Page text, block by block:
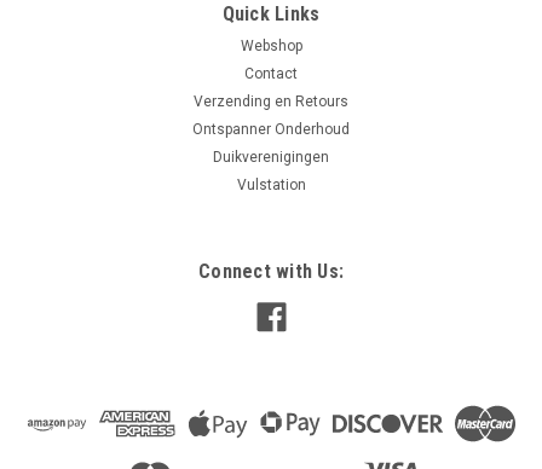
Quick Links
Webshop
Contact
Verzending en Retours
Ontspanner Onderhoud
Duikverenigingen
Vulstation
Connect with Us: